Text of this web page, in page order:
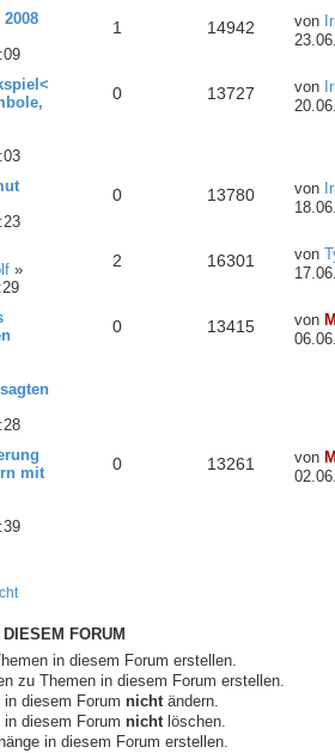
1 14942 von
0 13727 von
0 13780 von
»
2 16301 von
0 13415 von
mit
0 13261 von
FORUM
in diesem Forum erstellen.
zu Themen in diesem Forum erstellen.
diesem Forum nichtändern.
diesem Forum nichtlöschen.
in diesem Forum erstellen.